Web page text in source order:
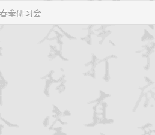
影
采
通知公告
视频课堂
拳研习会